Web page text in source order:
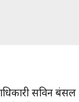
सविन बंसल